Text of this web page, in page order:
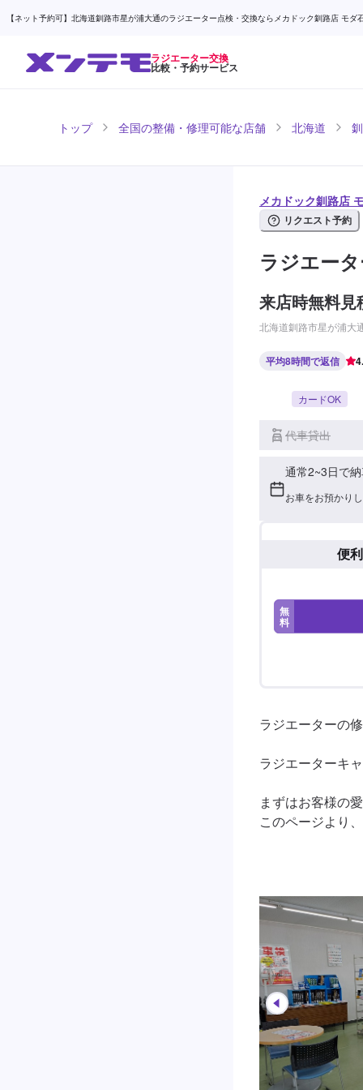
【ネット予約可】北海道釧路市星が浦大通のラジエーター点検・交換ならメカドック釧路店 モダ
ラジエーター交換
比較・予約サービス
トップ 全国の整備・修理可能な店舗 北海道
メカドック釧路店
リクエスト予約
ラジエー
来店時無料見
北海道釧路市星が浦大
平均8時間で返信
カードOK
代車貸出
通常2~3日で
お車をお預かり
便
無
料
ラジエーターの
ラジエーターキ
まずはお客様の